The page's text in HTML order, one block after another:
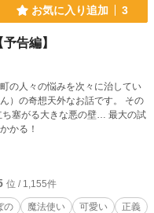
お気に入り追加 3
告編】
の人々の悩みを次々に治してい
の奇想天外なお話です。 その
かる！
位 / 1,155件
の 魔法使い 可愛い
正義